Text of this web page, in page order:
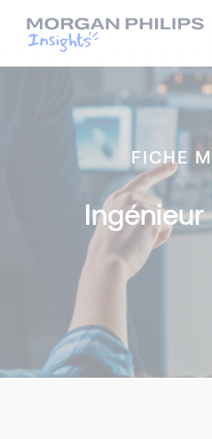
FICHE
Ingénieur